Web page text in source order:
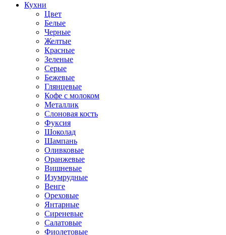
Кухни
Цвет
Белые
Черные
Желтые
Красные
Зеленые
Серые
Бежевые
Глянцевые
Кофе с молоком
Металлик
Слоновая кость
Фуксия
Шоколад
Шампань
Оливковые
Оранжевые
Вишневые
Изумрудные
Венге
Ореховые
Янтарные
Сиреневые
Салатовые
Фиолетовые